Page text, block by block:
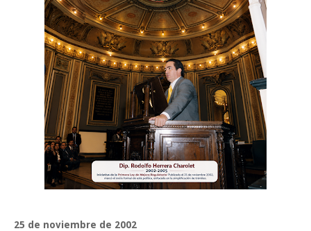
25 de noviembre de 2002